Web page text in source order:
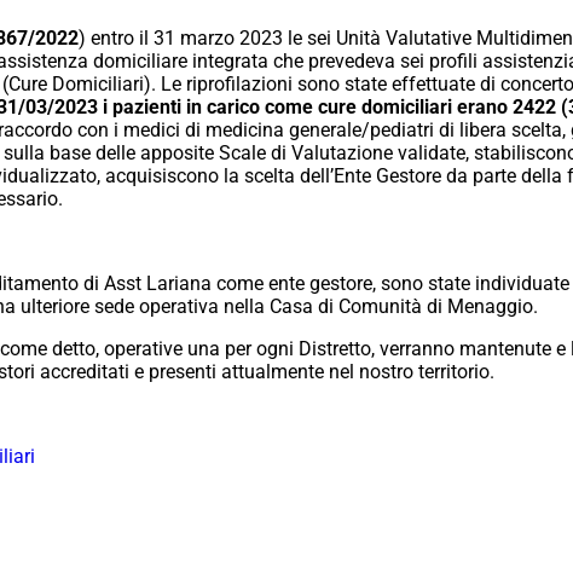
2022) entro il 31 marzo 2023 le sei Unità Valutative
domiciliare integrata che prevedeva sei profili
Domiciliari). Le riprofilazioni sono state effettuate di
03/2023 i pazienti in carico come cure domiciliari erano 2422
con i medici di medicina generale/pediatri di libera
base delle apposite Scale di Valutazione validate,
acquisiscono la scelta dell’Ente Gestore da parte
di Asst Lariana come ente gestore, sono state
ulteriore sede operativa nella Casa di Comunità di Menaggio.
detto, operative una per ogni Distretto, verranno mantenute
accreditati e presenti attualmente nel nostro territorio.